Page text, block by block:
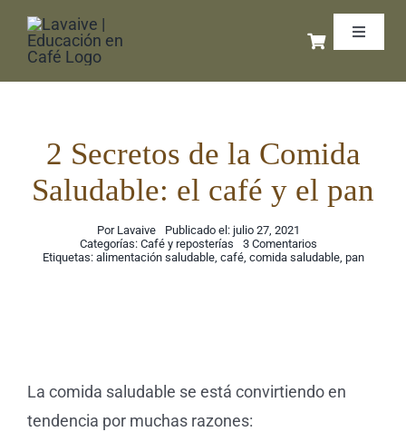
Saltar
Toggle
Inicio
Cursos
Coffee
2 Secretos de la Comida
Saludable: el café y el pan
Por Lavaive
Publicado el: julio 27, 2021
Categorías: Café y reposterías 3 Comentarios
2
pan
Etiquetas: alimentación saludable, café, comida saludable, pan
La comida saludable se está convirtiendo en
tendencia por muchas razones: